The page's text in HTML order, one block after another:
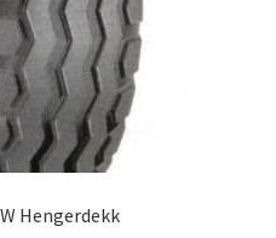
Hengerdekk